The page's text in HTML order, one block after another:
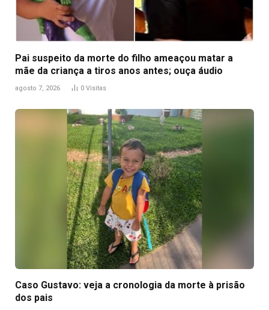
Pai suspeito da morte do filho ameaçou matar a
mãe da criança a tiros anos antes; ouça áudio
agosto 7, 2026 0 Visitas
Caso Gustavo: veja a cronologia da morte à prisão
dos pais